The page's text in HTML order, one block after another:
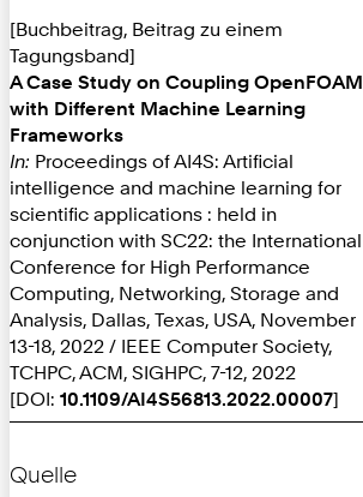
[Buchbeitrag, Beitrag zu einem
Tagungsband]
A Case Study on Coupling OpenFOAM
with Different Machine Learning
Frameworks
In: Proceedings of AI4S: Artificial
intelligence and machine learning for
scientific applications : held in
conjunction with SC22: the International
Conference for High Performance
Computing, Networking, Storage and
Analysis, Dallas, Texas, USA, November
13-18, 2022 / IEEE Computer Society,
TCHPC, ACM, SIGHPC, 7-12, 2022
[DOI: 10.1109/AI4S56813.2022.00007]
Quelle